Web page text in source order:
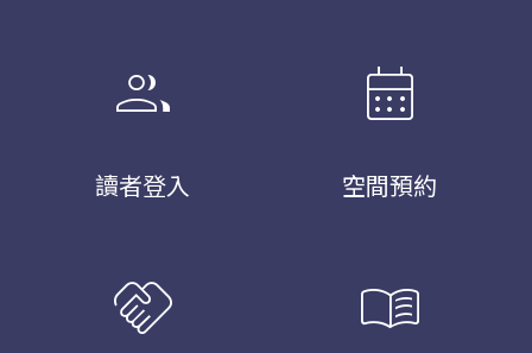
group
讀者登入
calendar_month
空間預約
handshake menu_book